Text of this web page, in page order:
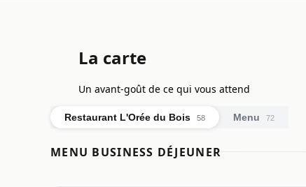
La carte
Un avant-goût de ce qui vous attend
Restaurant L'Orée du Bois 58 Menu 72
MENU BUSINESS DÉJEUNER